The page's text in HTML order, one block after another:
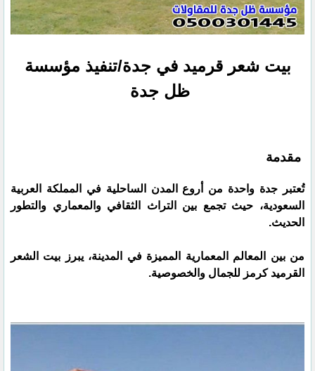
بيت شعر قرميد في جدة/تنفيذ مؤسسة
ظل جدة
مقدمة
تُعتبر جدة واحدة من أروع المدن الساحلية في المملكة العربية
السعودية، حيث تجمع بين التراث الثقافي والمعماري والتطور
الحديث.
من بين المعالم المعمارية المميزة في المدينة، يبرز بيت الشعر
القرميد كرمز للجمال والخصوصية.